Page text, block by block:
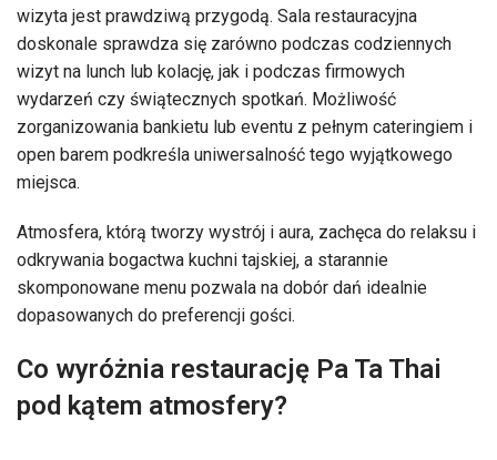
wizyta jest prawdziwą przygodą. Sala restauracyjna
doskonale sprawdza się zarówno podczas codziennych
wizyt na lunch lub kolację, jak i podczas firmowych
wydarzeń czy świątecznych spotkań. Możliwość
zorganizowania bankietu lub eventu z pełnym cateringiem i
open barem podkreśla uniwersalność tego wyjątkowego
miejsca.
Atmosfera, którą tworzy wystrój i aura, zachęca do relaksu i
odkrywania bogactwa kuchni tajskiej, a starannie
skomponowane menu pozwala na dobór dań idealnie
dopasowanych do preferencji gości.
Co wyróżnia restaurację Pa Ta Thai
pod kątem atmosfery?